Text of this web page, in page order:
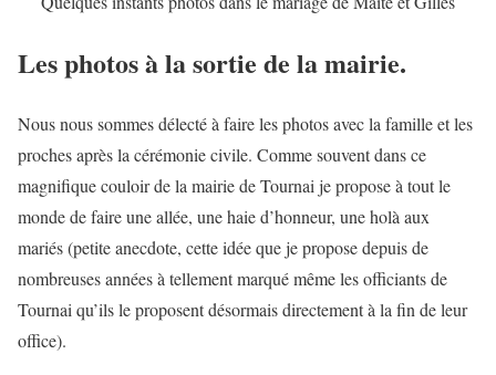
Les photos à la sortie de la mairie.
Nous nous sommes délecté à faire les photos avec la famille et les
proches après la cérémonie civile. Comme souvent dans ce
magnifique couloir de la mairie de Tournai je propose à tout le
monde de faire une allée, une haie d’honneur, une holà aux
mariés (petite anecdote, cette idée que je propose depuis de
nombreuses années à tellement marqué même les officiants de
Tournai qu’ils le proposent désormais directement à la fin de leur
office).